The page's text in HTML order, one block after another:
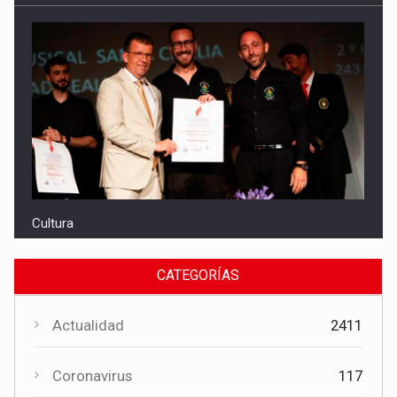
Cultura
CATEGORÍAS
Actualidad 2411